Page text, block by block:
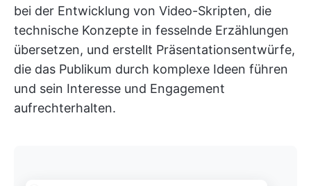
bei der Entwicklung von Video-Skripten, die
technische Konzepte in fesselnde Erzählungen
übersetzen, und erstellt Präsentationsentwürfe,
die das Publikum durch komplexe Ideen führen
und sein Interesse und Engagement
aufrechterhalten.